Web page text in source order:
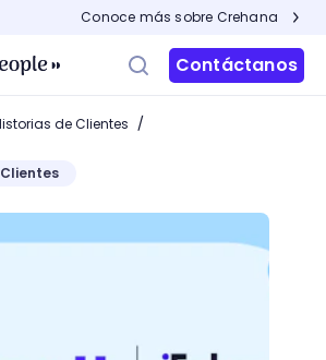
Conoce más sobre Crehana
Contáctanos
de Clientes /
se unen para fortalecer la